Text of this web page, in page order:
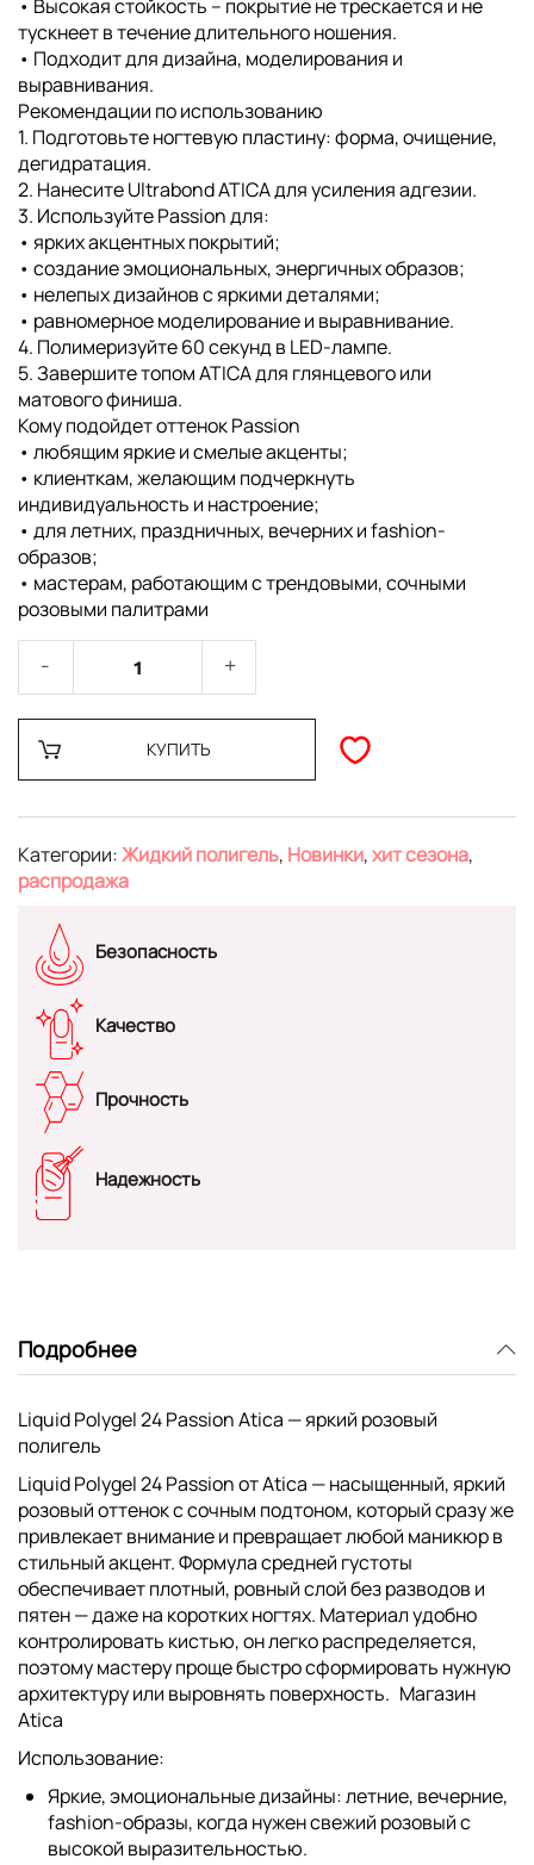
• Высокая стойкость – покрытие не трескается и не
тускнеет в течение длительного ношения.
• Подходит для дизайна, моделирования и
выравнивания.
Рекомендации по использованию
1. Подготовьте ногтевую пластину: форма, очищение,
дегидратация.
2. Нанесите Ultrabond ATICA для усиления адгезии.
3. Используйте Passion для:
• ярких акцентных покрытий;
• создание эмоциональных, энергичных образов;
• нелепых дизайнов с яркими деталями;
• равномерное моделирование и выравнивание.
4. Полимеризуйте 60 секунд в LED-лампе.
5. Завершите топом ATICA для глянцевого или
матового финиша.
Кому подойдет оттенок Passion
• любящим яркие и смелые акценты;
• клиенткам, желающим подчеркнуть
индивидуальность и настроение;
• для летних, праздничных, вечерних и fashion-
образов;
• мастерам, работающим с трендовыми, сочными
розовыми палитрами
КУПИТЬ
Категории:Жидкий полигель, Новинки,хит сезона,
распродажа
Безопасность
Качество
Прочность
Надежность
Подробнее
Liquid Polygel 24 Passion Atica — яркий розовый
полигель
Liquid Polygel 24 Passion от Atica — насыщенный, яркий
розовый оттенок с сочным подтоном, который сразу же
привлекает внимание и превращает любой маникюр в
стильный акцент. Формула средней густоты
обеспечивает плотный, ровный слой без разводов и
пятен — даже на коротких ногтях. Материал удобно
контролировать кистью, он легко распределяется,
поэтому мастеру проще быстро сформировать нужную
архитектуру или выровнять поверхность. Магазин
Atica
Использование:
Яркие, эмоциональные дизайны: летние, вечерние,
fashion‑образы, когда нужен свежий розовый с
высокой выразительностью.